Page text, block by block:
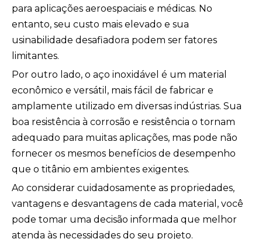
para aplicações aeroespaciais e médicas. No
entanto, seu custo mais elevado e sua
usinabilidade desafiadora podem ser fatores
limitantes.
Por outro lado, o aço inoxidável é um material
econômico e versátil, mais fácil de fabricar e
amplamente utilizado em diversas indústrias. Sua
boa resistência à corrosão e resistência o tornam
adequado para muitas aplicações, mas pode não
fornecer os mesmos benefícios de desempenho
que o titânio em ambientes exigentes.
Ao considerar cuidadosamente as propriedades,
vantagens e desvantagens de cada material, você
pode tomar uma decisão informada que melhor
atenda às necessidades do seu projeto.